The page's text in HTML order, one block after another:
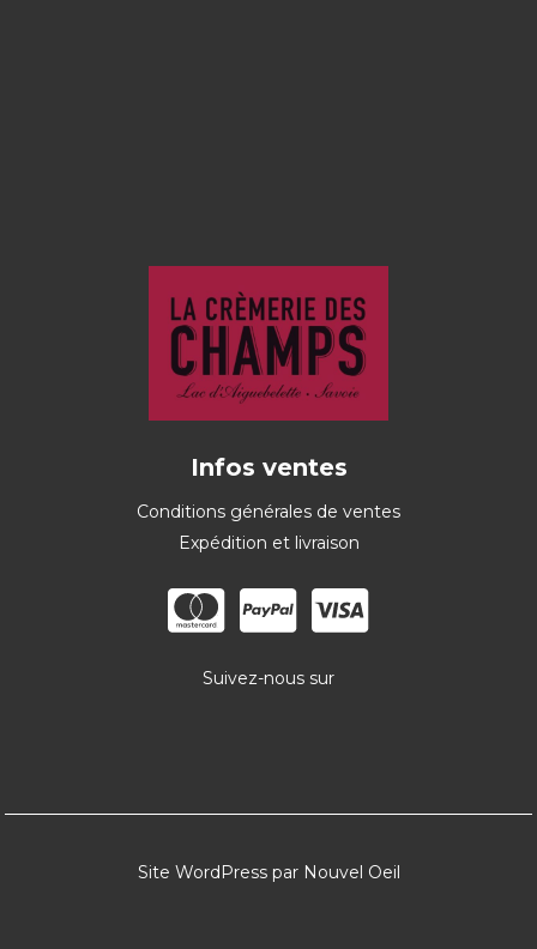
Infos ventes
Conditions générales de ventes
Expédition et livraison
Suivez-nous sur
Site WordPress par Nouvel Oeil